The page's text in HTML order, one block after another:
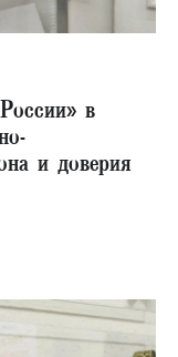
в
и доверия